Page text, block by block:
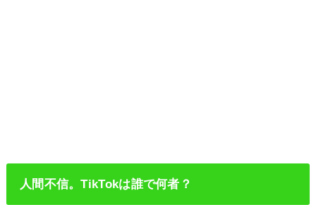
人間不信。TikTokは誰で何者？